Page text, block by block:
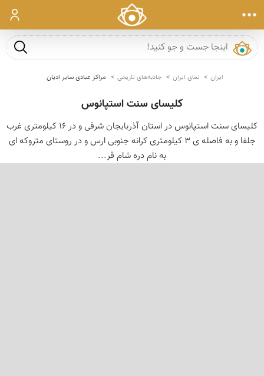
ورود
جست و
ایران نمای ایران جاذبه‌های تاریخی مراکز عبادی سایر ادیان
کلیسای سنت استپانوس
کلیسای سنت استپانوس در استان آذربایجان شرقی و در 16 کیلومتری غرب
جلفا و به فاصله ی 3 کیلومتری کرانه جنوبی ارس و در روستای متروکه ای
به نام دره شام قر...